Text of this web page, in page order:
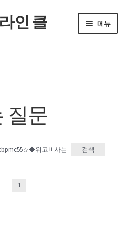
인 클
메뉴
질문
검색
1